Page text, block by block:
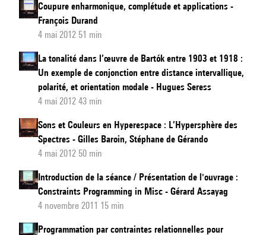
Coupure enharmonique, complétude et applications -
François Durand
4 mai 2012 51 min
La tonalité dans l’œuvre de Bartók entre 1903 et 1918 :
Un exemple de conjonction entre distance intervallique,
polarité, et orientation modale - Hugues Seress
4 mai 2012 43 min
Sons et Couleurs en Hyperespace : L’Hypersphère des
Spectres - Gilles Baroin, Stéphane de Gérando
4 mai 2012 50 min
Introduction de la séance / Présentation de l'ouvrage :
Constraints Programming in Misc - Gérard Assayag
4 novembre 2011 15 min
Programmation par contraintes relationnelles pour